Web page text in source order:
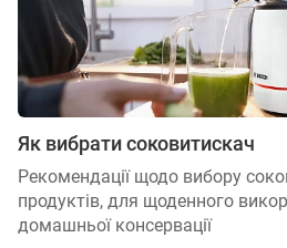
Як вибрати соковитискач
Рекомендації щодо вибору
продуктів, для щоденного
домашньої консервації